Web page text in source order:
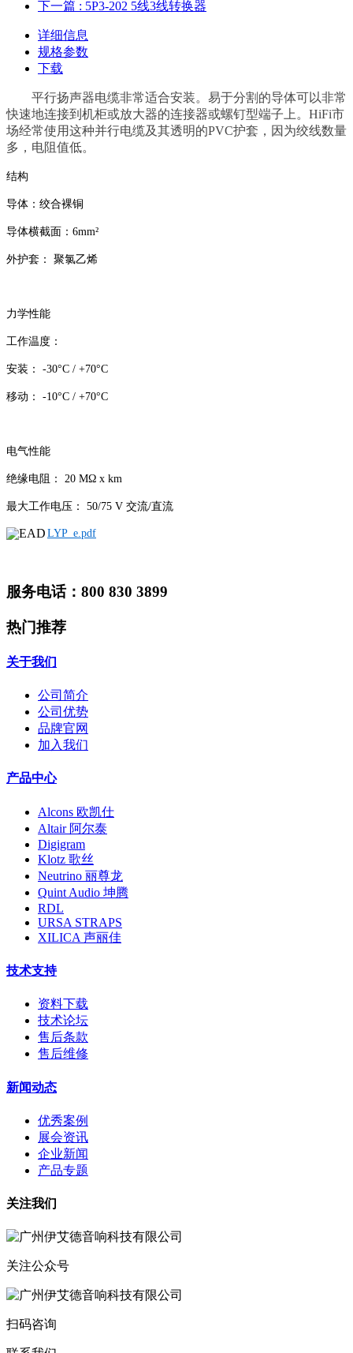
下一篇 : 5P3-202 5线3线转换器
详细信息
规格参数
下载
平行扬声器电缆非常适合安装。易于分割的导体可以非常
快速地连接到机柜或放大器的连接器或螺钉型端子上。HiFi市
场经常使用这种并行电缆及其透明的PVC护套，因为绞线数量
多，电阻值低。
结构
导体：绞合裸铜
导体横截面：6mm²
外护套： 聚氯乙烯
力学性能
工作温度：
安装： -30°C / +70°C
移动： -10°C / +70°C
电气性能
绝缘电阻： 20 MΩ x km
最大工作电压： 50/75 V 交流/直流
LYP_e.pdf
服务电话：800 830 3899
热门推荐
关于我们
公司简介
公司优势
品牌官网
加入我们
产品中心
Alcons 欧凯仕
Altair 阿尔泰
Digigram
Klotz 歌丝
Neutrino 丽尊龙
Quint Audio 坤腾
RDL
URSA STRAPS
XILICA 声丽佳
技术支持
资料下载
技术论坛
售后条款
售后维修
新闻动态
优秀案例
展会资讯
企业新闻
产品专题
关注我们
关注公众号
扫码咨询